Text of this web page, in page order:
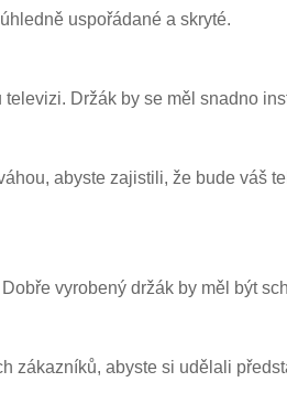
uspořádané a skryté.
Držák by se měl snadno
abyste zajistili, že bude váš
vyrobený držák by měl být
zákazníků, abyste si udělali